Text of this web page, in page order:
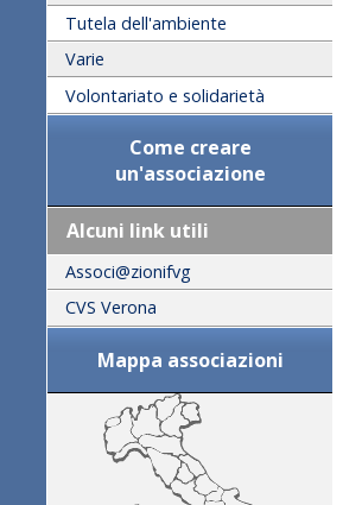
Tutela dell'ambiente
Varie
Volontariato e solidarietà
Come creare
un'associazione
Alcuni link utili
Associ@zionifvg
CVS Verona
Mappa associazioni